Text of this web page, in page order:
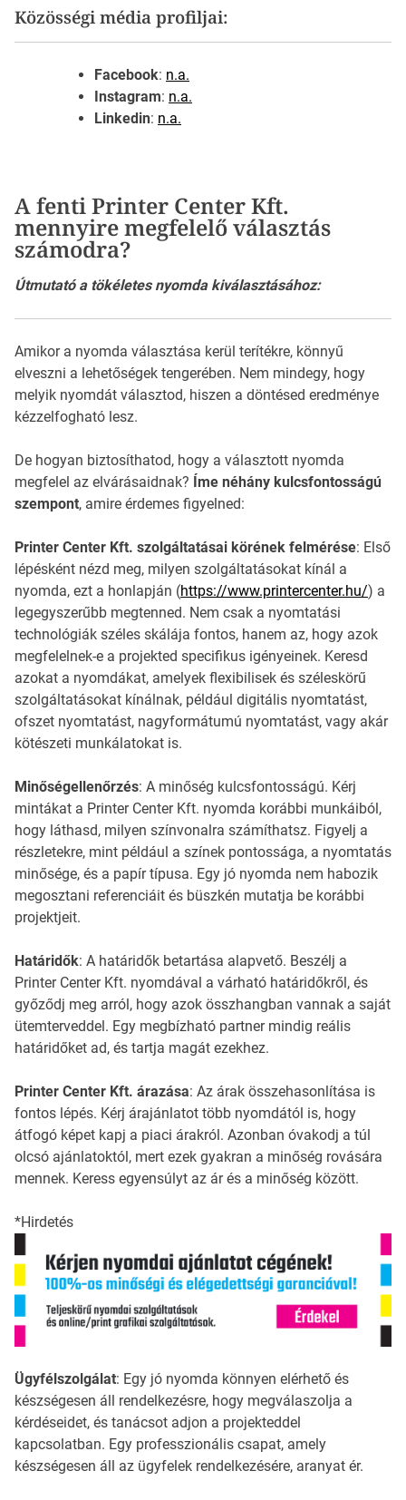
Közösségi média profiljai:
Facebook: n.a.
Instagram: n.a.
Linkedin: n.a.
A fenti Printer Center Kft.
mennyire megfelelő választás
számodra?
Útmutató a tökéletes nyomda kiválasztásához:
Amikor a nyomda választása kerül terítékre, könnyű
elveszni a lehetőségek tengerében. Nem mindegy, hogy
melyik nyomdát választod, hiszen a döntésed eredménye
kézzelfogható lesz.
De hogyan biztosíthatod, hogy a választott nyomda
megfelel az elvárásaidnak? Íme néhány kulcsfontosságú
szempont, amire érdemes figyelned:
Printer Center Kft. szolgáltatásai körének felmérése: Első
lépésként nézd meg, milyen szolgáltatásokat kínál a
nyomda, ezt a honlapján (https://www.printercenter.hu/) a
legegyszerűbb megtenned. Nem csak a nyomtatási
technológiák széles skálája fontos, hanem az, hogy azok
megfelelnek-e a projekted specifikus igényeinek. Keresd
azokat a nyomdákat, amelyek flexibilisek és széleskörű
szolgáltatásokat kínálnak, például digitális nyomtatást,
ofszet nyomtatást, nagyformátumú nyomtatást, vagy akár
kötészeti munkálatokat is.
Minőségellenőrzés: A minőség kulcsfontosságú. Kérj
mintákat a Printer Center Kft. nyomda korábbi munkáiból,
hogy láthasd, milyen színvonalra számíthatsz. Figyelj a
részletekre, mint például a színek pontossága, a nyomtatás
minősége, és a papír típusa. Egy jó nyomda nem habozik
megosztani referenciáit és büszkén mutatja be korábbi
projektjeit.
Határidők: A határidők betartása alapvető. Beszélj a
Printer Center Kft. nyomdával a várható határidőkről, és
győződj meg arról, hogy azok összhangban vannak a saját
ütemterveddel. Egy megbízható partner mindig reális
határidőket ad, és tartja magát ezekhez.
Printer Center Kft. árazása: Az árak összehasonlítása is
fontos lépés. Kérj árajánlatot több nyomdától is, hogy
átfogó képet kapj a piaci árakról. Azonban óvakodj a túl
olcsó ajánlatoktól, mert ezek gyakran a minőség rovására
mennek. Keress egyensúlyt az ár és a minőség között.
*Hirdetés
Ügyfélszolgálat: Egy jó nyomda könnyen elérhető és
készségesen áll rendelkezésre, hogy megválaszolja a
kérdéseidet, és tanácsot adjon a projekteddel
kapcsolatban. Egy professzionális csapat, amely
készségesen áll az ügyfelek rendelkezésére, aranyat ér.